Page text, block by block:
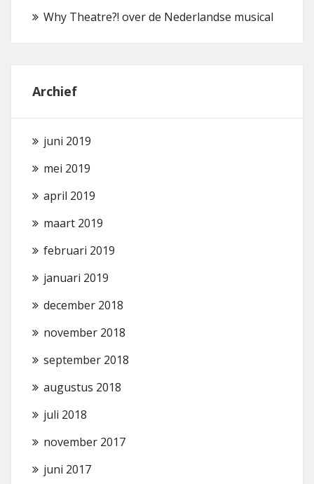
Why Theatre?! over de Nederlandse musical
Archief
juni 2019
mei 2019
april 2019
maart 2019
februari 2019
januari 2019
december 2018
november 2018
september 2018
augustus 2018
juli 2018
november 2017
juni 2017